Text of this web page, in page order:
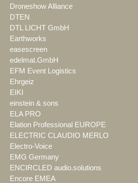
Droneshow Alliance
DTEN
DTL LICHT GmbH
Earthworks
easescreen
edelmat.GmbH
EFM Event Logistics
Ehrgeiz
EIKI
einstein & sons
ELA PRO
Elation Professional EUROPE
ELECTRIC CLAUDIO MERLO
Electro-Voice
EMG Germany
ENCIRCLED audio.solutions
Encore EMEA